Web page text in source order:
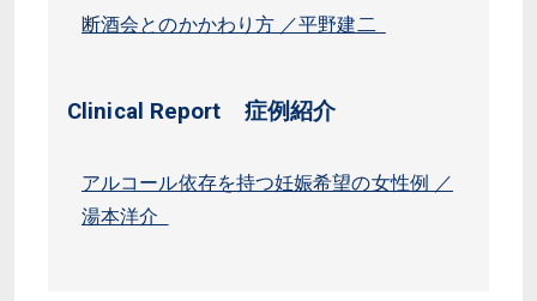
断酒会とのかかわり方 ／平野建二
Clinical Report 症例紹介
アルコール依存を持つ妊娠希望の女性例 ／
湯本洋介